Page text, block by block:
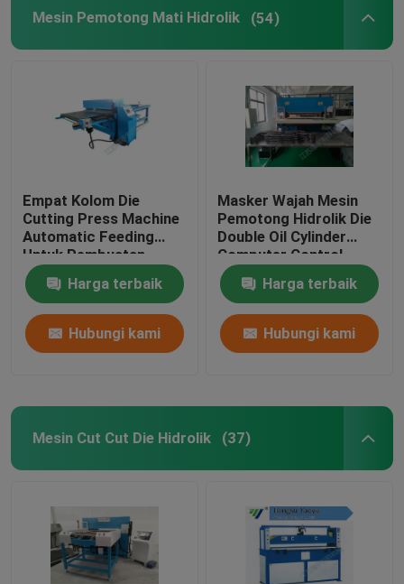
Mesin Pemotong Mati Hidrolik (54)
Empat Kolom Die
Cutting Press Machine
Automatic Feeding
Untuk Pembuatan
Sepatu Olahraga
Harga terbaik
Hubungi kami
Masker Wajah Mesin
Pemotong Hidrolik Die
Double Oil Cylinder
Computer Control
Harga terbaik
Hubungi kami
Mesin Cut Cut Die Hidrolik (37)